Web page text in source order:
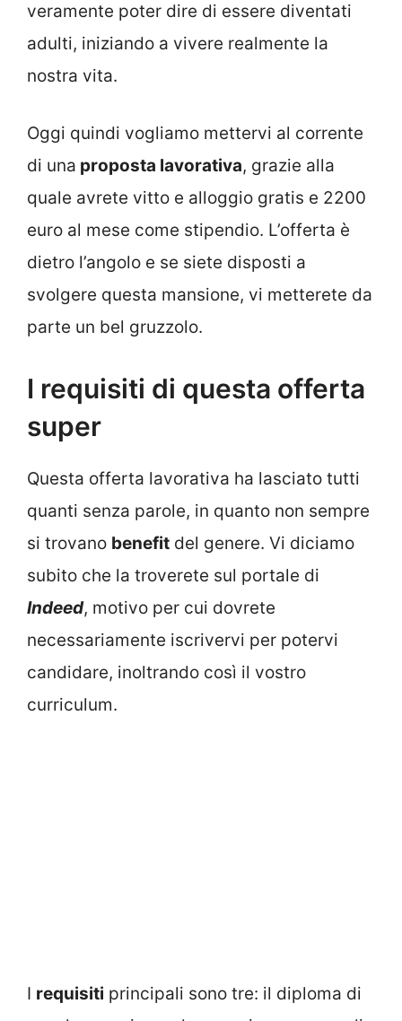
veramente poter dire di essere diventati
adulti, iniziando a vivere realmente la
nostra vita.
Oggi quindi vogliamo mettervi al corrente
di una proposta lavorativa, grazie alla
quale avrete vitto e alloggio gratis e 2200
euro al mese come stipendio. L’offerta è
dietro l’angolo e se siete disposti a
svolgere questa mansione, vi metterete da
parte un bel gruzzolo.
I requisiti di questa offerta
super
Questa offerta lavorativa ha lasciato tutti
quanti senza parole, in quanto non sempre
si trovano benefit del genere. Vi diciamo
subito che la troverete sul portale di
Indeed, motivo per cui dovrete
necessariamente iscrivervi per potervi
candidare, inoltrando così il vostro
curriculum.
I requisiti principali sono tre: il diploma di